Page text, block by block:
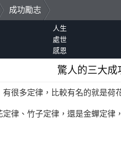
成功勵志
人生
處世
感恩
驚人的三大
多定律，比較有名的就是荷
、竹子定律，還是金蟬定律，